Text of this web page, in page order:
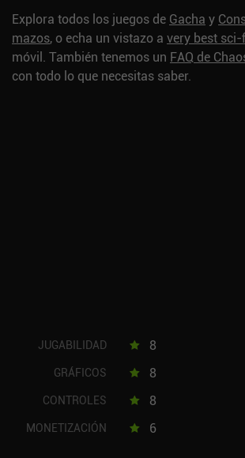
Explora todos los juegos de Gacha y
mazos, o echa un vistazo a very best
móvil. También tenemos un FAQ de
con todo lo que necesitas saber.
JUGABILIDAD 8
GRÁFICOS 8
CONTROLES 8
MONETIZACIÓN 6